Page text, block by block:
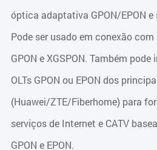
óptica adaptativa GPON/EPON e
Pode ser usado em conexão com
GPON e XGSPON. Também
OLTs GPON ou EPON dos
(Huawei/ZTE/Fiberhome) para
serviços de Internet e CATV
GPON e EPON.